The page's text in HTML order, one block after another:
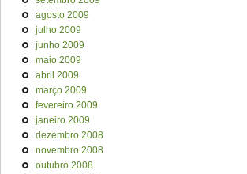
agosto 2009
julho 2009
junho 2009
maio 2009
abril 2009
março 2009
fevereiro 2009
janeiro 2009
dezembro 2008
novembro 2008
outubro 2008